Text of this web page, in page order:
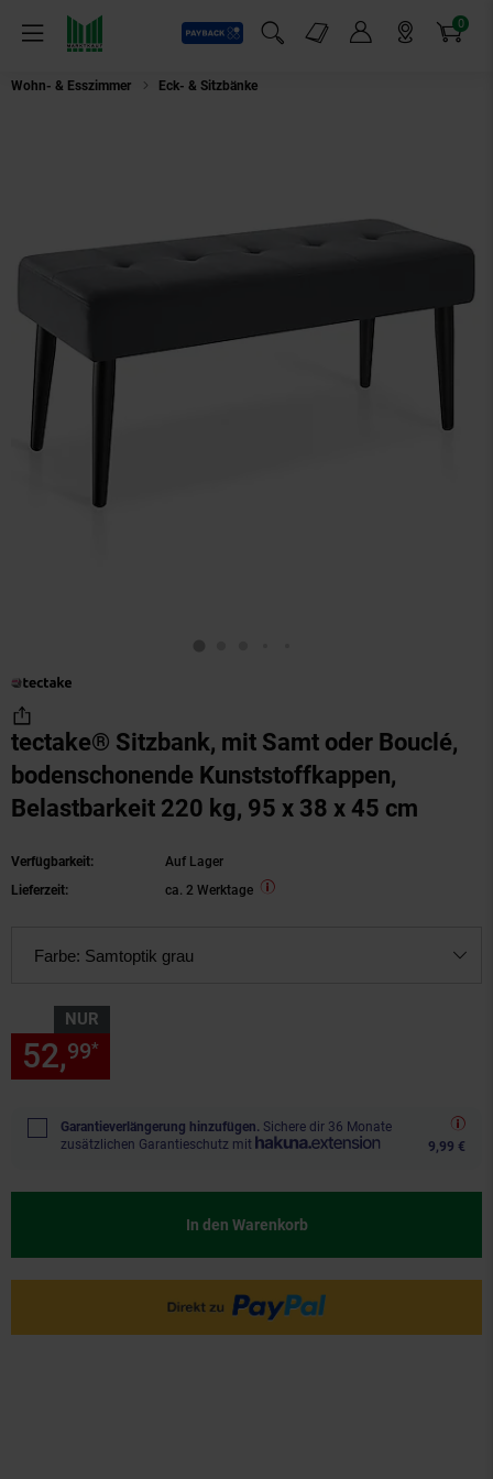
Menü
Payback
Suchfeld einblenden
Markt-Angebote 0
Artikel
Wohn- & Esszimmer Eck- & Sitzbänke
tectake® Sitzbank, mit Samt oder Bouclé,
bodenschonende Kunststoffkappen,
Belastbarkeit 220 kg, 95 x 38 x 45 cm
Verfügbarkeit:
Auf Lager
Lieferzeit:
ca. 2 Werktage
Farbe: Samtoptik grau
NUR
52,99*
Garantieverlängerung hinzufügen. Sichere dir 36 Monate
zusätzlichen Garantieschutz mit
9,99 €
In den Warenkorb